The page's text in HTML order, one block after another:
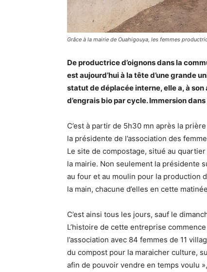
Grâce à la mairie de Ouahigouya, les femmes
De productrice d’oignons dans la
est aujourd’hui à la tête d’une grande
statut de déplacée interne, elle a, à
d’engrais bio par cycle. Immersion
C’est à partir de 5h30 mn après la
la présidente de l’association des
Le site de compostage, situé au
la mairie. Non seulement la présidente
au four et au moulin pour la production
la main, chacune d’elles en cette
C’est ainsi tous les jours, sauf le
L’histoire de cette entreprise
l’association avec 84 femmes de 11
du compost pour la maraicher culture,
afin de pouvoir vendre en temps voulu